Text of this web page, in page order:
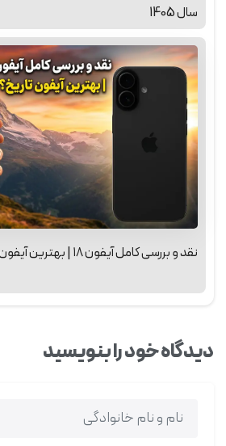
سال 1405
نقد و بررسی کامل آیفون ۱۸ | بهترین آیفون تاریخ؟
دیدگاه خود را بنویسید